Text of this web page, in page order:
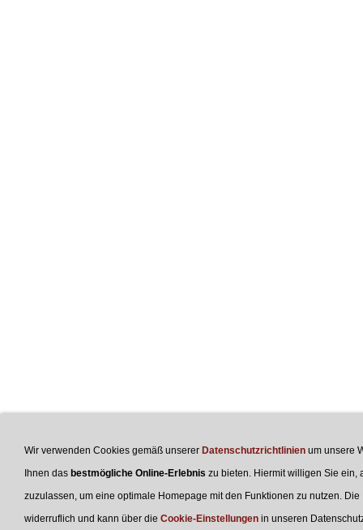
Wir verwenden Cookies gemäß unserer Datenschutzrichtlinien um unsere
Ihnen das bestmögliche Online-Erlebnis zu bieten. Hiermit willigen Sie ein,
zuzulassen, um eine optimale Homepage mit den Funktionen zu nutzen.
widerruflich und kann über die Cookie-Einstellungen in unseren